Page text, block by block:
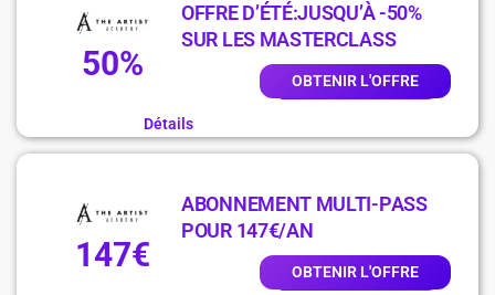
50%
OFFRE D’ÉTÉ:JUSQU’À -50%
SUR LES MASTERCLASS
OBTENIR L'OFFRE
Détails
147€
ABONNEMENT MULTI-PASS
POUR 147€/AN
OBTENIR L'OFFRE